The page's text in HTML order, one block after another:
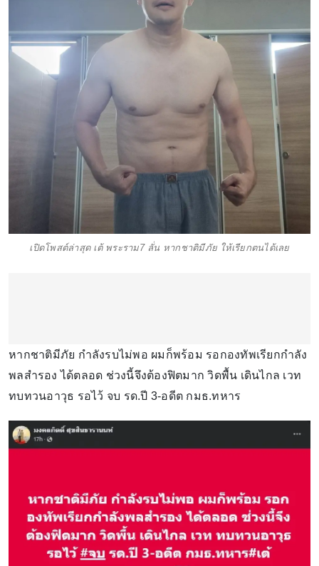
เปิดโพสต์ล่าสุด เต้ พระราม7 ลั่น หากชาติมีภัย ให้เรียกตนได้เลย
หากชาติมีภัย กำลังรบไม่พอ ผมก็พร้อม รอกองทัพเรียกกำลัง
พลสำรอง ได้ตลอด ช่วงนี้จึงต้องฟิตมาก วิดพื้น เดินไกล เวท
ทบทวนอาวุธ รอไว้ จบ รด.ปี 3-อดีต กมธ.ทหาร